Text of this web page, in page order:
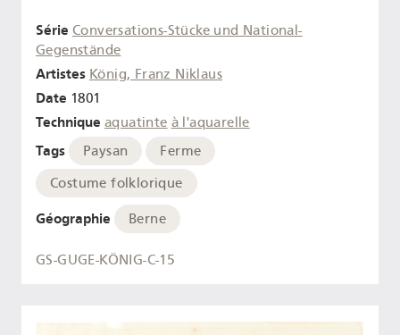
Série Conversations-Stücke und National-
Gegenstände
Artistes König, Franz Niklaus
Date 1801
Technique aquatinte à l'aquarelle
Tags Paysan
Ferme
Costume folklorique
Géographie Berne
GS-GUGE-KÖNIG-C-15